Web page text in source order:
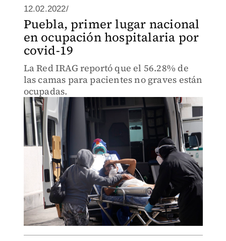
12.02.2022/
Puebla, primer lugar nacional
en ocupación hospitalaria por
covid-19
La Red IRAG reportó que el 56.28% de
las camas para pacientes no graves están
ocupadas.